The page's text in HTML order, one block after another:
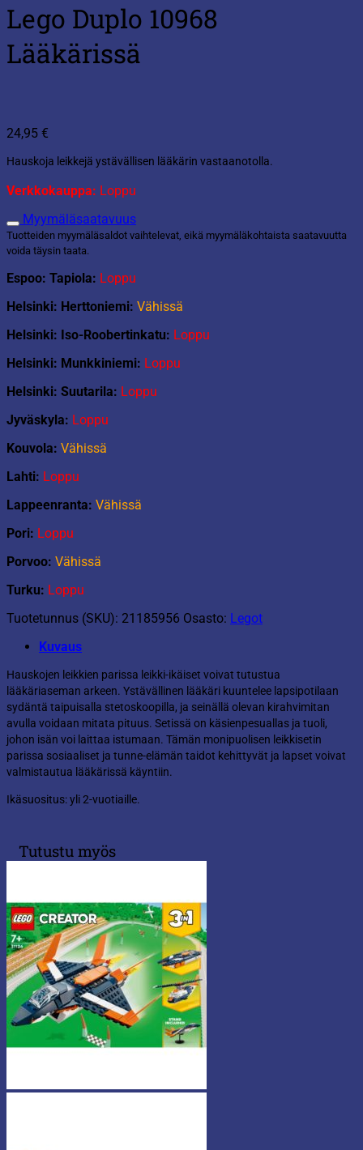
Lego Duplo 10968
Lääkärissä
24,95 €
Hauskoja leikkejä ystävällisen lääkärin vastaanotolla.
Verkkokauppa: Loppu
Myymäläsaatavuus
Tuotteiden myymäläsaldot vaihtelevat, eikä myymäläkohtaista saatavuutta
voida täysin taata.
Espoo: Tapiola: Loppu
Helsinki: Herttoniemi: Vähissä
Helsinki: Iso-Roobertinkatu: Loppu
Helsinki: Munkkiniemi: Loppu
Helsinki: Suutarila: Loppu
Jyväskyla: Loppu
Kouvola: Vähissä
Lahti: Loppu
Lappeenranta: Vähissä
Pori: Loppu
Porvoo: Vähissä
Turku: Loppu
Tuotetunnus (SKU): 21185956 Osasto: Legot
Kuvaus
Hauskojen leikkien parissa leikki-ikäiset voivat tutustua
lääkäriaseman arkeen. Ystävällinen lääkäri kuuntelee lapsipotilaan
sydäntä taipuisalla stetoskoopilla, ja seinällä olevan kirahvimitan
avulla voidaan mitata pituus. Setissä on käsienpesuallas ja tuoli,
johon isän voi laittaa istumaan. Tämän monipuolisen leikkisetin
parissa sosiaaliset ja tunne-elämän taidot kehittyvät ja lapset voivat
valmistautua lääkärissä käyntiin.
Ikäsuositus: yli 2-vuotiaille.
Tutustu myös